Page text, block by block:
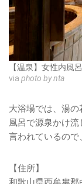
【温泉】女性内風呂
via photo by nta
大浴場では、湯
風呂で源泉かけ
言われているの
【住所】